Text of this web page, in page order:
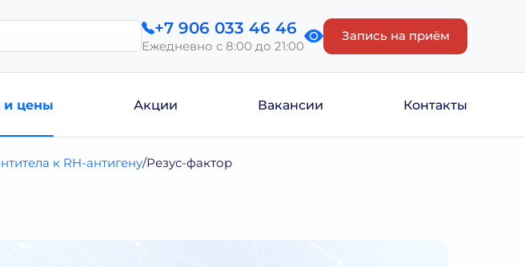
+7 906 033 46 46
Ежедневно с 8:00 до 21:00
Запись на приём
и цены Акции Вакансии Контакты
к RH-антигену Резус-фактор